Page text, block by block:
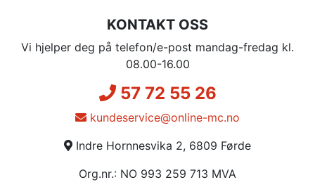
KONTAKT OSS
Vi hjelper deg på telefon/e-post mandag-fredag kl.
08.00-16.00
57 72 55 26
kundeservice@online-mc.no
Indre Hornnesvika 2, 6809 Førde
Org.nr.: NO 993 259 713 MVA